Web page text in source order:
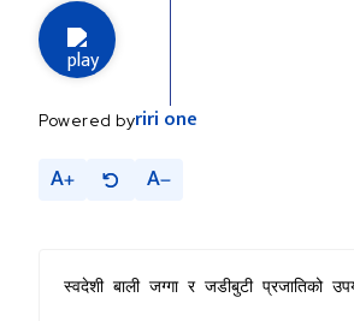
Powered byriri one
A A
स्वदेशी बाली जग्गा र जडीबुटी प्रजातिको